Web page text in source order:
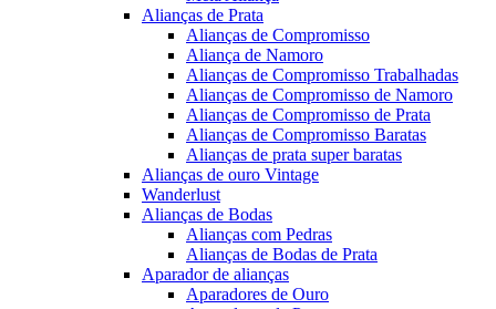
Alianças de Prata
Alianças de Compromisso
Aliança de Namoro
Alianças de Compromisso Trabalhadas
Alianças de Compromisso de Namoro
Alianças de Compromisso de Prata
Alianças de Compromisso Baratas
Alianças de prata super baratas
Alianças de ouro Vintage
Wanderlust
Alianças de Bodas
Alianças com Pedras
Alianças de Bodas de Prata
Aparador de alianças
Aparadores de Ouro